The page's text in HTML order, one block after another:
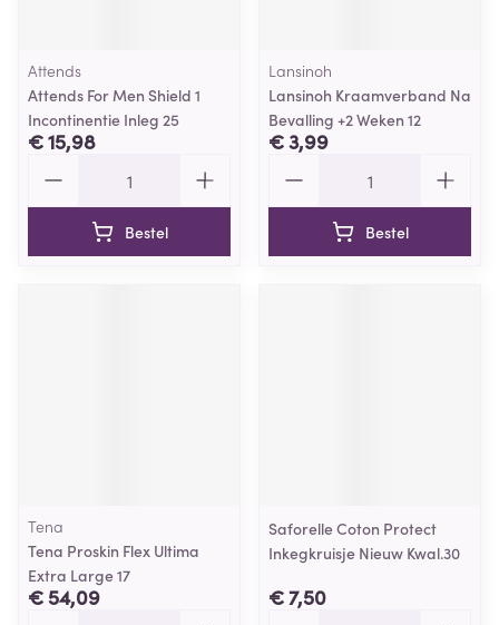
Attends
Attends For Men Shield 1
Incontinentie Inleg 25
€ 15,98
Bestel
Lansinoh
Lansinoh Kraamverband Na
Bevalling +2 Weken 12
€ 3,99
Bestel
Tena
Tena Proskin Flex Ultima
Extra Large 17
€ 54,09
Saforelle Coton Protect
Inkegkruisje Nieuw Kwal.30
€ 7,50